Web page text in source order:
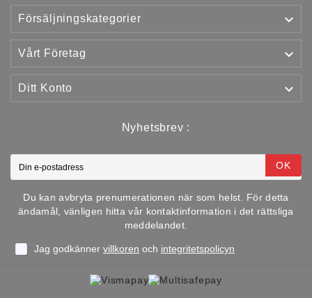
Försäljningskategorier 
Vårt Företag 
Ditt Konto 
Nyhetsbrev :
OK
Du kan avbryta prenumerationen när som helst. För detta
ändamål, vänligen hitta vår kontaktinformation i det rättsliga
meddelandet.
Jag godkänner villkoren och integritetspolicyn